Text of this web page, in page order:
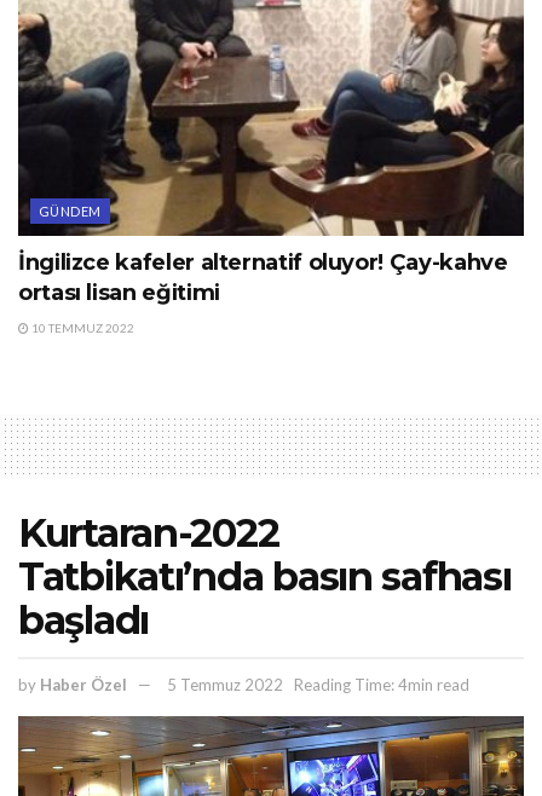
GÜNDEM
İngilizce kafeler alternatif oluyor! Çay-kahve
ortası lisan eğitimi
10 TEMMUZ 2022
Kurtaran-2022
Tatbikatı’nda basın safhası
başladı
by Haber Özel 5 Temmuz 2022 Reading Time: 4min read